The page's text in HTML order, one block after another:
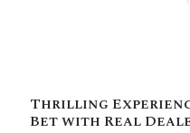
Thrilling
Bet with Real